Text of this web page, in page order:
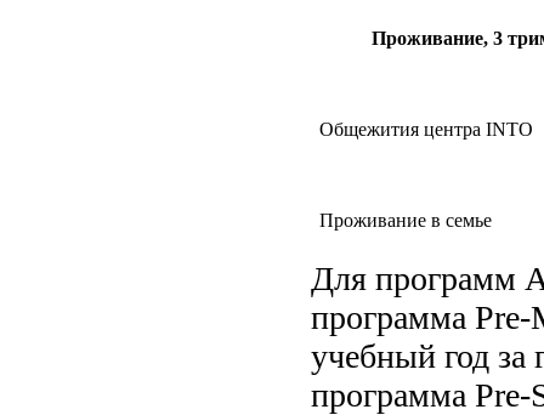
Проживание, 3
Общежития центра INTO
Проживание в семье
Для программ
программа Pre-
учебный год за
программа Pre-